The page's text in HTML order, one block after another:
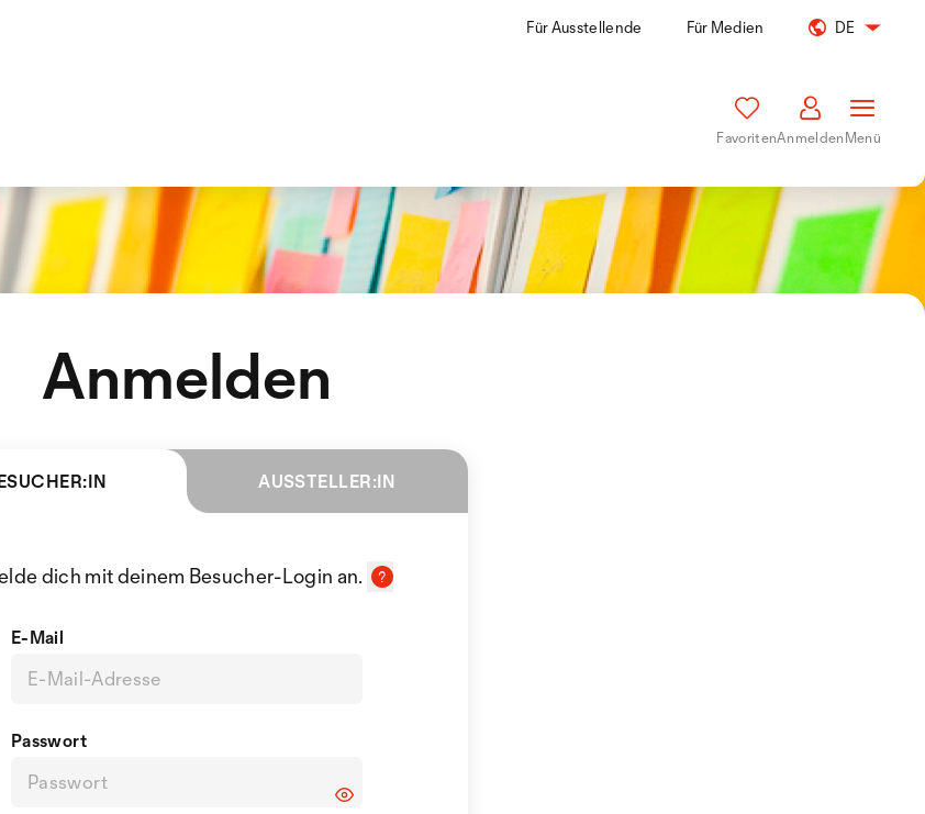
Für Ausstellende Für Medien DE
FavoritenAnmeldenMenü
Anmelden
AUSSTELLER:IN
dich mit deinem Besucher-Login an.
E-Mail
Passwort